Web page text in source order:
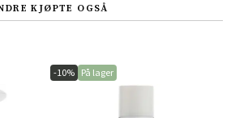
KJØPTE OGSÅ
-10% På lager